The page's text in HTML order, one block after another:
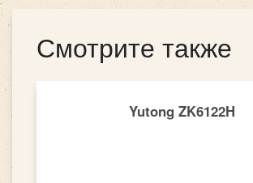
Смотрите также
Yutong ZK6122H